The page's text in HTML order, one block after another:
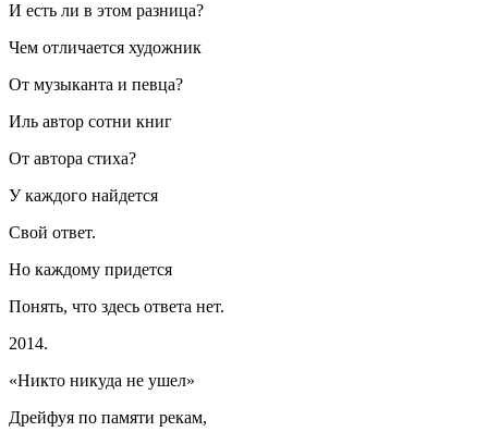
И есть ли в этом разница?
Чем отличается художник
От музыканта и певца?
Иль автор сотни книг
От автора стиха?
У каждого найдется
Свой ответ.
Но каждому придется
Понять, что здесь ответа нет.
2014.
«Никто никуда не ушел»
Дрейфуя по памяти рекам,